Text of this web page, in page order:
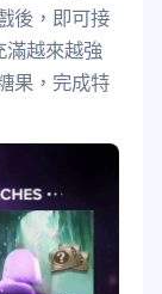
後，即可接
越來越強
果，完成特